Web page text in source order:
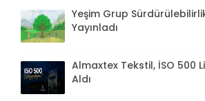
Yeşim Grup
Yayınladı
Almaxtex Tekstil, İSO 500
Aldı